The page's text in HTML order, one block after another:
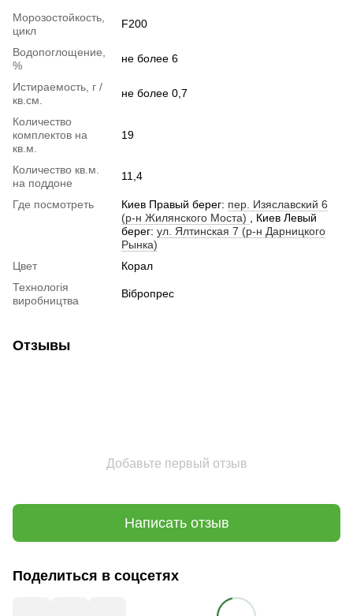
Морозостойкость,
цикл
F200
Водопоглощение,
%
не более 6
Истираемость, г /
кв.см.
не более 0,7
Количество
комплектов на
кв.м.
19
Количество кв.м.
на поддоне
11,4
Где посмотреть Киев Правый берег: пер. Изяславский 6
(р-н Жилянского Моста)
, Киев Левый
берег: ул. Ялтинская 7 (р-н Дарницкого
Рынка)
Цвет
Корал
Технологія
виробництва
Вібропрес
Отзывы
Добавьте первый отзыв
Написать отзыв
Поделиться в соцсетях